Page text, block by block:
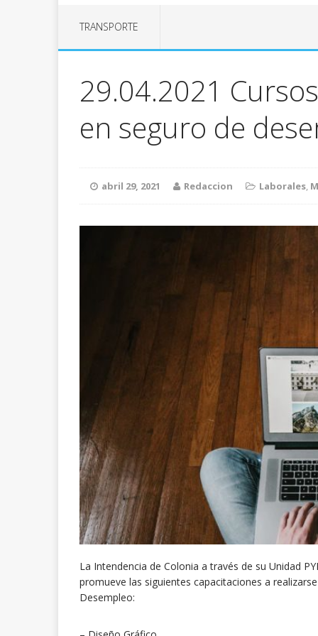
TRANSPORTE
29.04.2021
en seguro de
abril 29, 2021 Redaccion Laborales,
La Intendencia de Colonia a través de su Unidad
promueve las siguientes capacitaciones a
Desempleo: